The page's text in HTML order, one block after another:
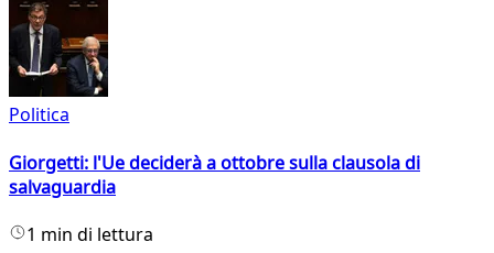
Politica
Giorgetti: l'Ue deciderà a ottobre sulla clausola di
salvaguardia
1 min di lettura